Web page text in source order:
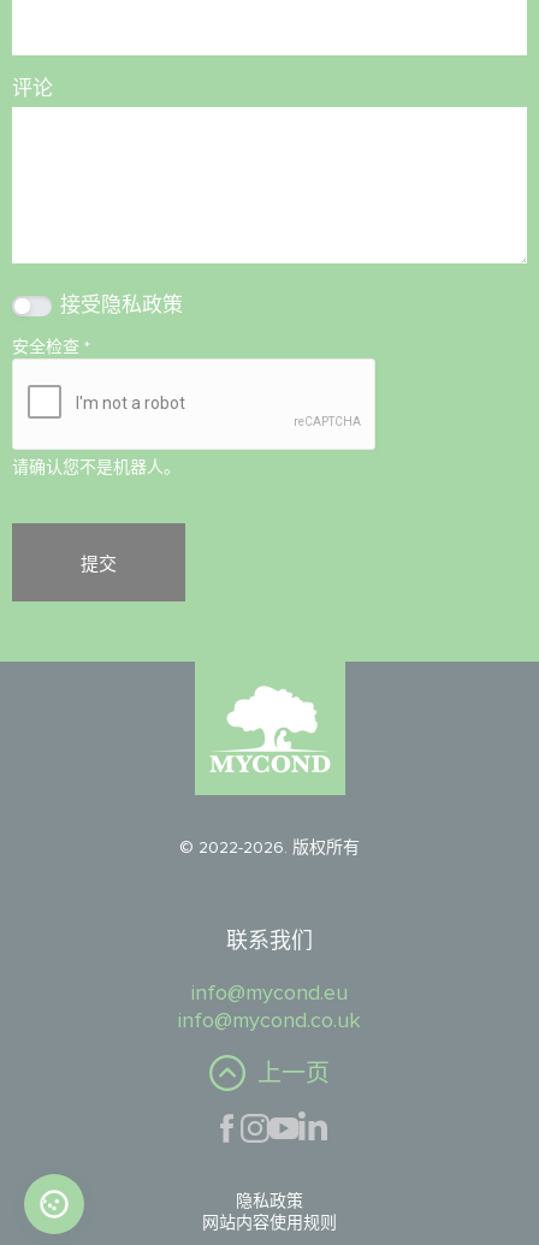
评论
接受隐私政策
安全检查 *
请确认您不是机器人。
© 2022-2026. 版权所有
联系我们
info@mycond.eu
info@mycond.co.uk
上一页
隐私政策
网站内容使用规则